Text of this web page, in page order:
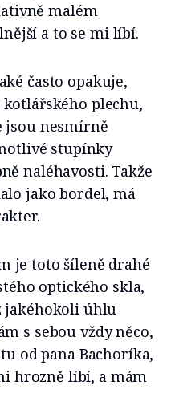
malém
a to se mi líbí.
často opakuje,
plechu,
jsou nesmírně
stupínky
naléhavosti. Takže
jako bordel, má
je toto šíleně drahé
optického skla,
jakéhokoli úhlu
s sebou vždy něco,
od pana Bachoríka,
hrozně líbí, a mám